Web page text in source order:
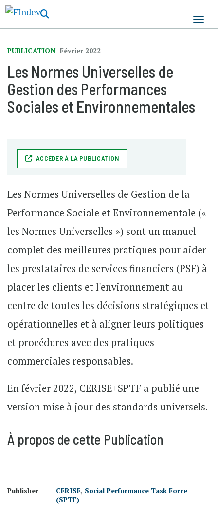
PUBLICATION Février 2022
Les Normes Universelles de
Gestion des Performances
Sociales et Environnementales
ACCÉDER À LA PUBLICATION
Les Normes Universelles de Gestion de la
Performance Sociale et Environnementale («
les Normes Universelles ») sont un manuel
complet des meilleures pratiques pour aider
les prestataires de services financiers (PSF) à
placer les clients et l'environnement au
centre de toutes les décisions stratégiques et
opérationnelles et à aligner leurs politiques
et procédures avec des pratiques
commerciales responsables.
En février 2022, CERISE+SPTF a publié une
version mise à jour des standards universels.
À propos de cette Publication
Publisher CERISE, Social Performance Task Force
(SPTF)